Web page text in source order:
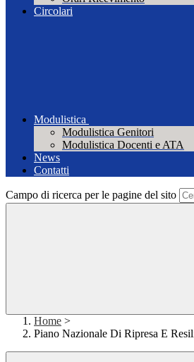
Circolari
Modulistica
Modulistica Genitori
Modulistica Docenti e ATA
News
Contatti
Campo di ricerca per le pagine del sito
Home >
Piano Nazionale Di Ripresa E